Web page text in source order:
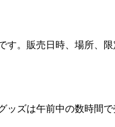
。販売日時、場所、
ズは午前中の数時間